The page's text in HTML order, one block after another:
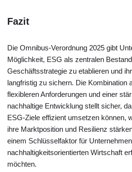
Fazit
Die Omnibus-Verordnung 2025 gibt
Möglichkeit, ESG als zentralen
Geschäftsstrategie zu etablieren und
langfristig zu sichern. Die Kombination
flexibleren Anforderungen und einer
nachhaltige Entwicklung stellt sicher,
ESG-Ziele effizient umsetzen können,
ihre Marktposition und Resilienz
einem Schlüsselfaktor für
nachhaltigkeitsorientierten Wirtschaft
möchten.